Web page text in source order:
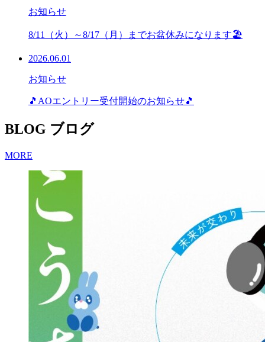
お知らせ
8/11（火）～8/17（月）までお盆休みになります🏖
2026.06.01
お知らせ
🎵AOエントリー受付開始のお知らせ🎵
BLOG ブログ
MORE